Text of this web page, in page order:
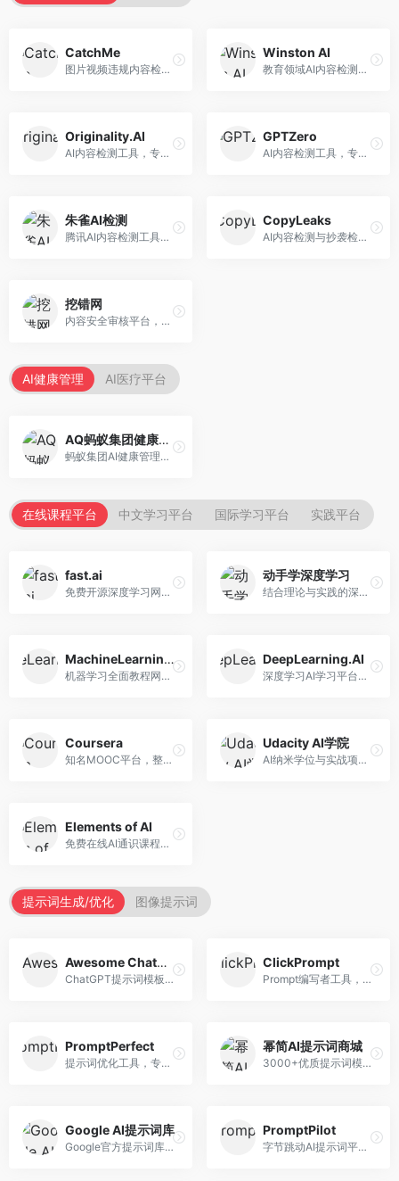
CatchMe
图片视频违规内容检测平台，专注于视觉内容安全。面向内容平台，提供图片审核、视频审核、直播监控等服务，视觉检测专业。
Winston AI
教育领域AI内容检测平台，专注于学术诚信。面向教育机构，提供AI内容检测、抄袭检测、报告生成等服务，教育适配性强。
Originality.AI
AI内容检测工具，专注于内容原创性验证。面向内容创作者和出版商，提供AI检测、抄袭检测、批量分析等服务，检测精度高。
GPTZero
AI内容检测工具，专注于AI生成文本识别。面向教育工作者和出版商，提供文本检测、批量分析、API接口等服务，检测准确率高。
朱雀AI检测
腾讯AI内容检测工具，专注于中文内容识别。面向中文用户，提供AI内容检测、文本分析、报告生成等服务，中文检测专业。
CopyLeaks
AI内容检测与抄袭检测平台，专注于内容原创性验证。面向教育机构和出版商，提供AI检测、抄袭检测、多语言支持等服务，检测全面。
挖错网
内容安全审核平台，专注于违规内容检测。面向企业和平台，提供内容审核、敏感词检测、风险预警等服务，安全审核专业。
AI健康管理 AI医疗平台
AQ蚂蚁集团健康管家
蚂蚁集团AI健康管理服务，专注于个人健康监测。面向个人用户，提供健康评估、慢病管理、健康建议等服务，健康管理便捷。
在线课程平台 中文学习平台 国际学习平台 实践平台
fast.ai
免费开源深度学习网站，专注于实用AI教学。面向开发者，提供免费深度学习课程、实战项目、代码库等资源，学习门槛低。
动手学深度学习
结合理论与实践的深度学习教材，专注于代码驱动学习。面向学生和开发者，提供深度学习理论、代码实现、练习题等资源，学习体验好。
MachineLearningMastery
机器学习全面教程网站，专注于实用技能教学。面向开发者，提供机器学习算法、Python实现、项目实战等教程，实用性强。
DeepLearning.AI
深度学习AI学习平台，由吴恩达创立。面向AI学习者，提供深度学习专项课程、AI新闻、技术社区等资源，课程质量权威。
Coursera
知名MOOC平台，整合全球顶尖大学课程资源。面向学习者，提供AI、机器学习、深度学习等课程，证书认可度高，课程质量专业。
Udacity AI学院
AI纳米学位与实战项目平台，专注于职业导向学习。面向AI从业者，提供机器学习、深度学习、计算机视觉等纳米学位，项目实战性强。
Elements of AI
免费在线AI通识课程，专注于AI基础知识普及。面向普通大众，提供AI概念、原理、应用等入门知识，语言通俗易懂。
提示词生成/优化 图像提示词
Awesome ChatGPT Prompts
ChatGPT提示词模板库，专注于实用提示词收集。面向ChatGPT用户，提供提示词模板、使用场景、效果展示等资源，模板实用性强。
ClickPrompt
Prompt编写者工具，专注于提示词创作辅助。面向提示词创作者，提供提示词编辑、测试、分享等服务，创作工具完善。
PromptPerfect
提示词优化工具，专注于提示词质量提升。面向AI用户，提供提示词优化、效果测试、版本对比等服务，提示词优化专业。
幂简AI提示词商城
3000+优质提示词模板平台，专注于中文提示词。面向中文AI用户，提供提示词模板、分类检索、一键使用等服务，中文提示词丰富。
Google AI提示词库
Google官方提示词库，专注于Gemini模型优化。面向开发者，提供官方提示词指南、最佳实践、示例代码等资源，权威性强。
PromptPilot
字节跳动AI提示词平台，专注于提示词优化与管理。面向AI用户，提供提示词优化、效果测试、团队协作等服务，企业级功能完善。